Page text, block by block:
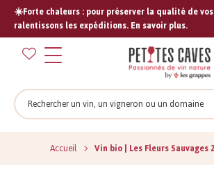
☀️Forte chaleurs : pour préserver la qualité de
ralentissons les expéditions. En savoir plus.
Rechercher
Accueil Vin bio | Les Fleurs Sauvages